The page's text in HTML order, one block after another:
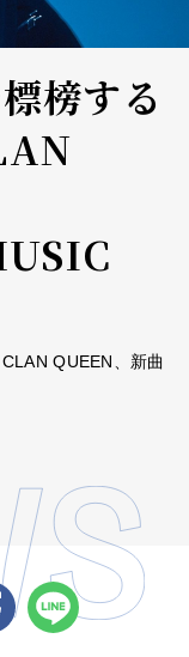
榜する
QUEEN、新曲